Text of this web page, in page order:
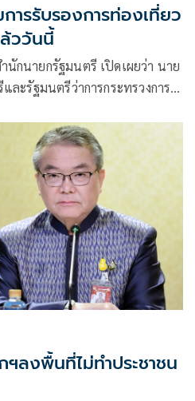
ารรับรองการท่องเที่ยว
ววันนี้
นักนายกรัฐมนตรี เปิดเผยว่า นาย
ละรัฐมนตรีว่าการกระทรวงการ
ลงพื้นที่ไม่ทำประชาชน